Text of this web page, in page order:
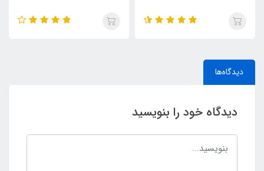
دیدگاه‌ها
دیدگاه خود را بنویسید